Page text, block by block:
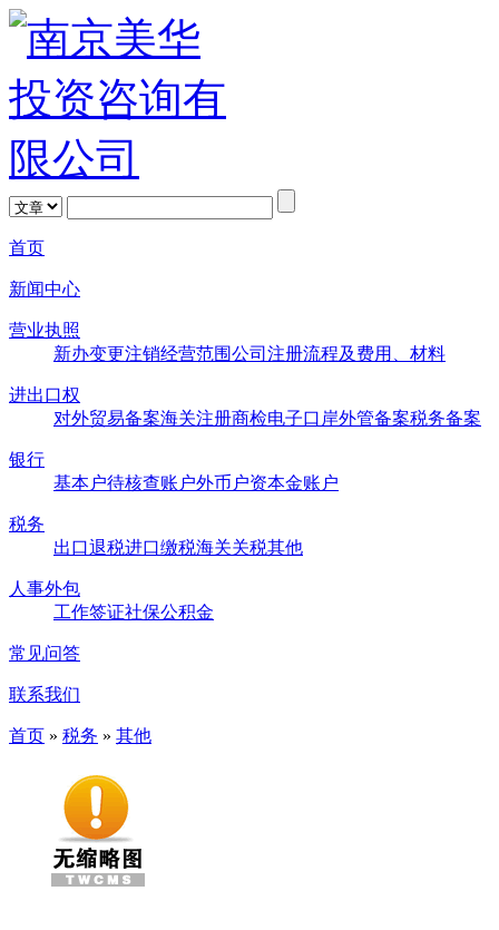
首页
新闻中心
营业执照
新办变更注销经营范围公司注册流程及费用、材料
进出口权
对外贸易备案海关注册商检电子口岸外管备案税务备案
银行
基本户待核查账户外币户资本金账户
税务
出口退税进口缴税海关关税其他
人事外包
工作签证社保公积金
常见问答
联系我们
首页 » 税务 » 其他